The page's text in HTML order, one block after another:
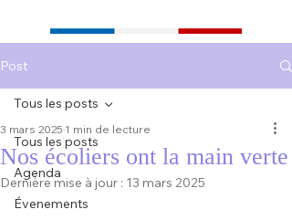
Post
Tous les posts
Agenda
Évenements
Tous les posts
Nos écoliers ont la main verte
3 mars 2025 1 min de lecture
Dernière mise à jour : 13 mars 2025